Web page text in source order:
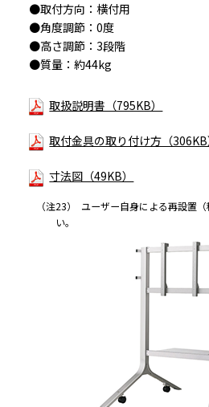
●取付方向：横付用
●角度調節：0度
●高さ調節：3段階
●質量：約44kg
取扱説明書（795KB）
取付金具の取り付け方（306KB
寸法図（49KB）
（注23）
ユーザー自身による再設置
い。